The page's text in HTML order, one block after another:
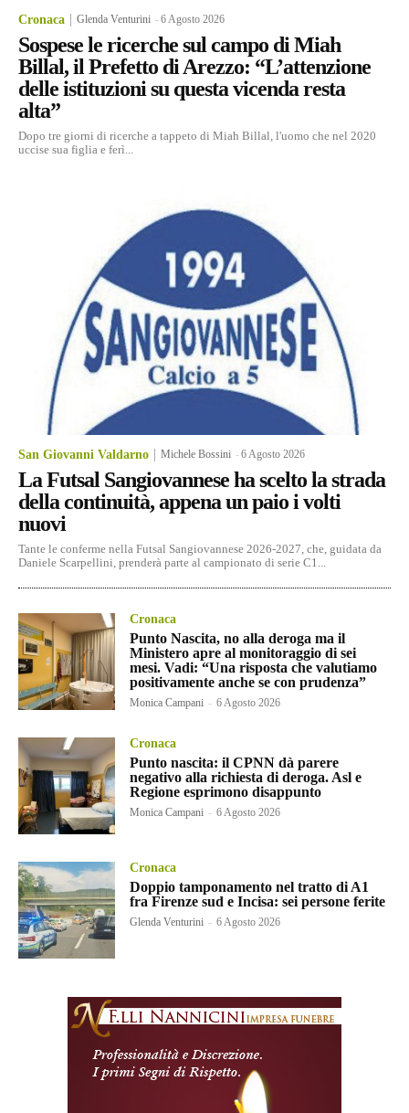
Cronaca Glenda Venturini -6 Agosto 2026
Sospese le ricerche sul campo di Miah
Billal, il Prefetto di Arezzo: “L’attenzione
delle istituzioni su questa vicenda resta
alta”
Dopo tre giorni di ricerche a tappeto di Miah Billal, l'uomo che nel 2020
uccise sua figlia e ferì...
San Giovanni Valdarno Michele Bossini -6 Agosto 2026
La Futsal Sangiovannese ha scelto la strada
della continuità, appena un paio i volti
nuovi
Tante le conferme nella Futsal Sangiovannese 2026-2027, che, guidata da
Daniele Scarpellini, prenderà parte al campionato di serie C1...
Cronaca
Punto Nascita, no alla deroga ma il
Ministero apre al monitoraggio di sei
mesi. Vadi: “Una risposta che valutiamo
positivamente anche se con prudenza”
Monica Campani - 6 Agosto 2026
Cronaca
Punto nascita: il CPNN dà parere
negativo alla richiesta di deroga. Asl e
Regione esprimono disappunto
Monica Campani - 6 Agosto 2026
Cronaca
Doppio tamponamento nel tratto di A1
fra Firenze sud e Incisa: sei persone ferite
Glenda Venturini - 6 Agosto 2026